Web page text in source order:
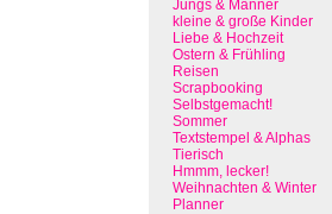
Jungs & Männer
kleine & große Kinder
Liebe & Hochzeit
Ostern & Frühling
Reisen
Scrapbooking
Selbstgemacht!
Sommer
Textstempel & Alphas
Tierisch
Hmmm, lecker!
Weihnachten & Winter
Planner